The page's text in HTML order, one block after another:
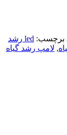
برچسب:
led رشد
, لامپ رشد گیاه